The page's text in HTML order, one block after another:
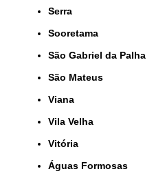
Serra
Sooretama
São Gabriel da Palha
São Mateus
Viana
Vila Velha
Vitória
Águas Formosas